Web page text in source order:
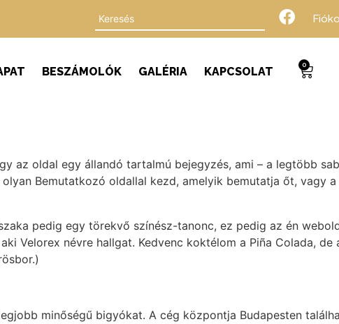
BESZÁMOLÓK GALÉRIA KAPCSOLAT 0
az oldal egy állandó tartalmú bejegyzés, ami – a legtöbb
Bemutatkozó oldallal kezd, amelyik bemutatja őt, vagy
pedig egy törekvő színész-tanonc, ez pedig az én
Velorex névre hallgat. Kedvenc koktélom a Piña Colada, de
minőségű bigyókat. A cég központja Budapesten